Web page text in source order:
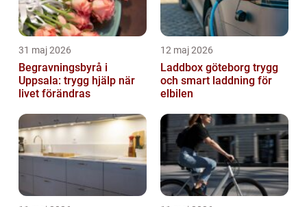
31 maj 2026
Begravningsbyrå i
Uppsala: trygg hjälp när
livet förändras
12 maj 2026
Laddbox göteborg trygg
och smart laddning för
elbilen